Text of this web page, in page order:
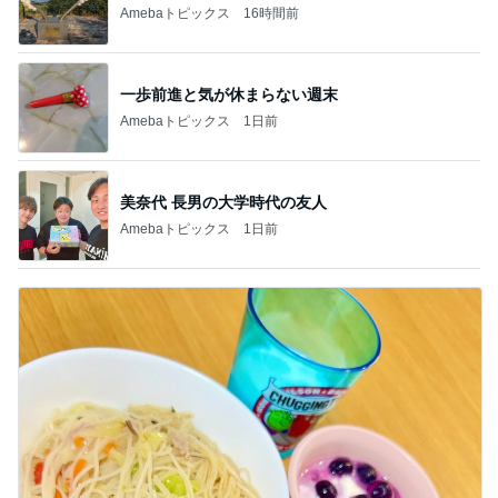
Amebaトピックス 16時間前
一歩前進と気が休まらない週末
Amebaトピックス 1日前
美奈代 長男の大学時代の友人
Amebaトピックス 1日前